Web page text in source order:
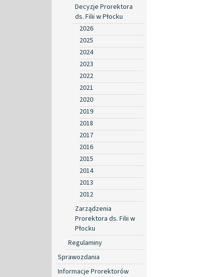
Decyzje Prorektora
ds. Filii w Płocku
2026
2025
2024
2023
2022
2021
2020
2019
2018
2017
2016
2015
2014
2013
2012
Zarządzenia
Prorektora ds. Filii w
Płocku
Regulaminy
Sprawozdania
Informacje Prorektorów